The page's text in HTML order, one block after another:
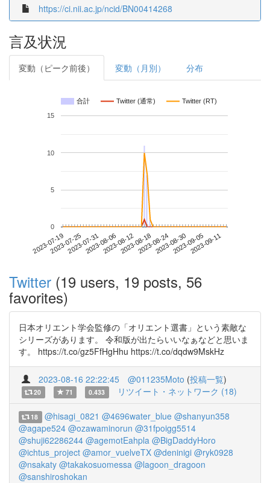
https://ci.nii.ac.jp/ncid/BN00414268
言及状況
変動（ピーク前後） 変動（月別） 分布
合計 Twitter (通常) Twitter (RT)
2023-07-192023-07-252023-07-312023-08-062023-08-122023-08-182023-08-242023-08-302023-09-052023-09-11
0
5
10
15
Twitter (19 users, 19 posts, 56
favorites)
日本オリエント学会監修の「オリエント選書」という素敵な
シリーズがあります。 令和版が出たらいいなぁなどと思いま
す。 https://t.co/gz5FfHgHhu https://t.co/dqdw9MskHz
2023-08-16 22:22:45 @011235Moto (投稿一覧)
20 71 0.433 リツイート・ネットワーク (18)
18 @hisagi_0821 @4696water_blue @shanyun358
@agape524 @ozawaminorun @31fpoigg5514
@shuji62286244 @agemotEahpla @BigDaddyHoro
@ichtus_project @amor_vuelveTX @deninigi @ryk0928
@nsakaty @takakosuomessa @lagoon_dragoon
@sanshiroshokan